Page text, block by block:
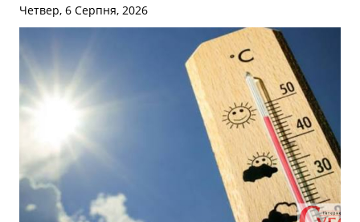
Четвер, 6 Серпня, 2026